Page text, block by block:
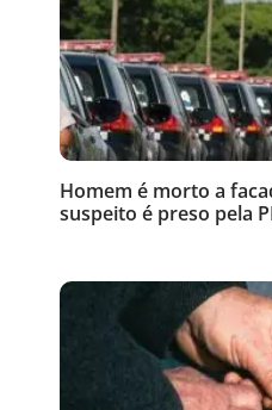
Homem é morto a
suspeito é preso pela